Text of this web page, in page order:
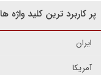
پر کاربرد ترین کلید واژه ها
ایران
آمریکا